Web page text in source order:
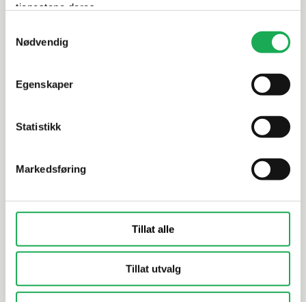
tjenestene deres.
Nødvendig
Egenskaper
Statistikk
Markedsføring
Tillat alle
Tillat utvalg
Alternative produkter
MEDIO+ Spileplate 30x278 m/3 spiler,
MEDIO+